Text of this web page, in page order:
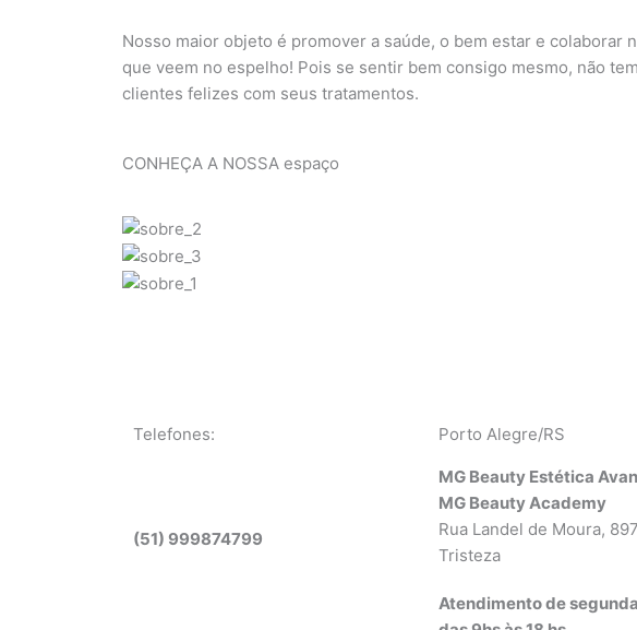
Nosso maior objeto é promover a saúde, o bem estar e
que veem no espelho! Pois se sentir bem consigo mesmo, não
clientes felizes com seus tratamentos.
CONHEÇA A NOSSA espaço
Telefones:
(51) 999874799
Porto Alegre/RS
MG Beauty Estética
MG Beauty Academy
Rua Landel de Moura,
Tristeza
Atendimento de